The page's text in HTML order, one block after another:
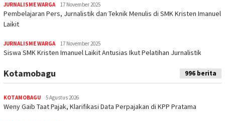
JURNALISME WARGA 17 November 2025
Pembelajaran Pers, Jurnalistik dan Teknik Menulis di SMK Kristen Imanuel
Laikit
JURNALISME WARGA 17 November 2025
Siswa SMK Kristen Imanuel Laikit Antusias Ikut Pelatihan Jurnalistik
Kotamobagu 996 berita
KOTAMOBAGU 5 Agustus 2026
Weny Gaib Taat Pajak, Klarifikasi Data Perpajakan di KPP Pratama